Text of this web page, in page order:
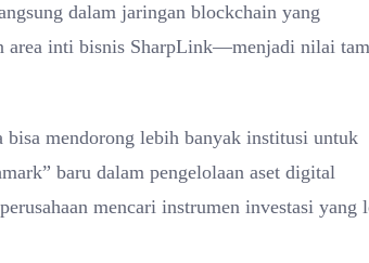
dalam jaringan blockchain yang
area inti bisnis SharpLink—menjadi nilai
bisa mendorong lebih banyak institusi untuk
baru dalam pengelolaan aset digital
mencari instrumen investasi yang